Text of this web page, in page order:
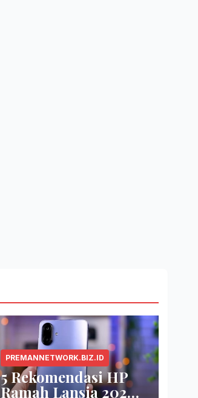
PREMANNETWORK.BIZ.ID
5 Rekomendasi HP
Ramah Lansia 2026